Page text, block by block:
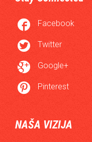
 Facebook
 Twitter
 Google+
 Pinterest
NAŠA VIZIJA